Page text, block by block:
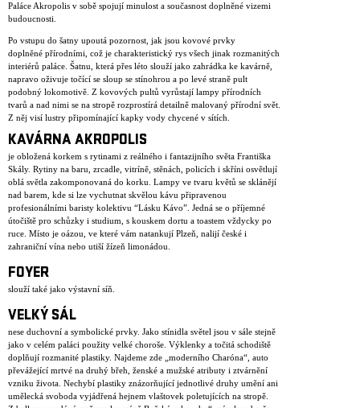
Paláce Akropolis v sobě spojují minulost a současnost doplněné vizemi
budoucnosti.
Po vstupu do šatny upoutá pozornost, jak jsou kovové prvky
doplněné přírodními, což je charakteristický rys všech jinak rozmanitých
interiérů paláce. Šatnu, která přes léto slouží jako zahrádka ke kavárně,
napravo oživuje točící se sloup se stínohrou a po levé straně pult
podobný lokomotivě. Z kovových pultů vyrůstají lampy přírodních
tvarů a nad nimi se na stropě rozprostírá detailně malovaný přírodní svět.
Z něj visí lustry připomínající kapky vody chycené v sítích.
KAVÁRNA AKROPOLIS
je obložená korkem s rytinami z reálného i fantazijního světa Františka
Skály. Rytiny na baru, zrcadle, vitríně, stěnách, policích i skříni osvětlují
oblá světla zakomponovaná do korku. Lampy ve tvaru květů se sklánějí
nad barem, kde si lze vychutnat skvělou kávu připravenou
profesionálními baristy kolektivu “Lásku Kávo”. Jedná se o příjemné
útočiště pro schůzky i studium, s kouskem dortu a toastem vždycky po
ruce. Místo je oázou, ve které vám natankují Plzeň, nalijí české i
zahraniční vína nebo utiší žízeň limonádou.
FOYER
slouží také jako výstavní síň.
VELKÝ SÁL
nese duchovní a symbolické prvky. Jako stínidla světel jsou v sále stejně
jako v celém paláci použity velké choroše. Výklenky a točitá schodiště
doplňují rozmanité plastiky. Najdeme zde „moderního Charóna“, auto
převážející mrtvé na druhý břeh, ženské a mužské atributy i ztvárnění
vzniku života. Nechybí plastiky znázorňující jednotlivé druhy umění ani
umělecká svoboda vyjádřená hejnem vlaštovek poletujících na stropě.